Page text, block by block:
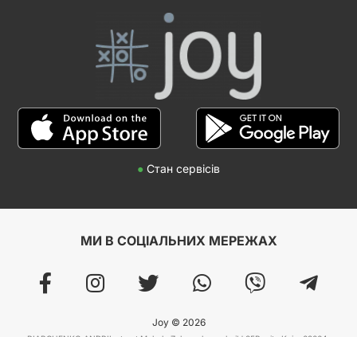
● Стан сервісів
МИ В СОЦІАЛЬНИХ МЕРЕЖАХ
Joy © 2026